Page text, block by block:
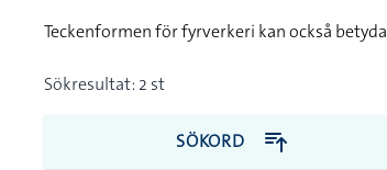
Teckenformen för fyrverkeri kan också betyda
Sökresultat: 2 st
SÖKORD